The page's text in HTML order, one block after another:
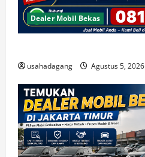
Dealer Mobil Bekas
usahadagang Agustus 5, 2026